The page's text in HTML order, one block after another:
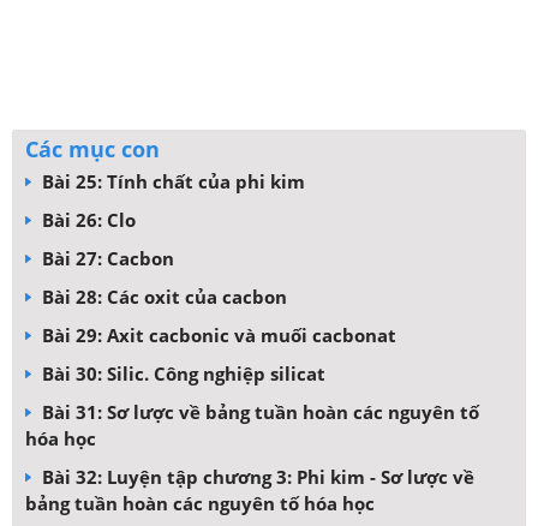
Các mục con
Bài 25: Tính chất của phi kim
Bài 26: Clo
Bài 27: Cacbon
Bài 28: Các oxit của cacbon
Bài 29: Axit cacbonic và muối cacbonat
Bài 30: Silic. Công nghiệp silicat
Bài 31: Sơ lược về bảng tuần hoàn các nguyên tố
hóa học
Bài 32: Luyện tập chương 3: Phi kim - Sơ lược về
bảng tuần hoàn các nguyên tố hóa học